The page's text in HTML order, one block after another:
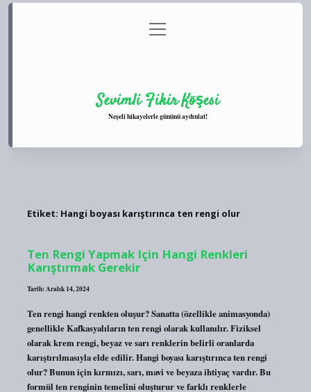
Gizlilik Politikası
menüyü
aç
Sevimli Fikir Köşesi
Neşeli hikayelerle gününü aydınlat!
Etiket: Hangi boyası karıştırınca ten rengi olur
Ten Rengi Yapmak Için Hangi Renkleri
Karıştırmak Gerekir
Tarih: Aralık 14, 2024
Ten rengi hangi renkten oluşur? Sanatta (özellikle animasyonda)
genellikle Kafkasyalıların ten rengi olarak kullanılır. Fiziksel
olarak krem ​​rengi, beyaz ve sarı renklerin belirli oranlarda
karıştırılmasıyla elde edilir. Hangi boyası karıştırınca ten rengi
olur? Bunun için kırmızı, sarı, mavi ve beyaza ihtiyaç vardır. Bu
formül ten renginin temelini oluşturur ve farklı renklerle